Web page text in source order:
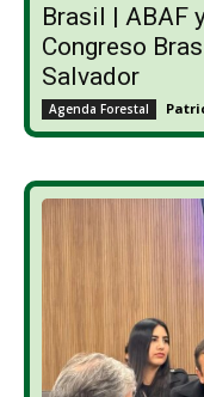
Brasil | ABAF
Congreso
Salvador
Agenda Forestal